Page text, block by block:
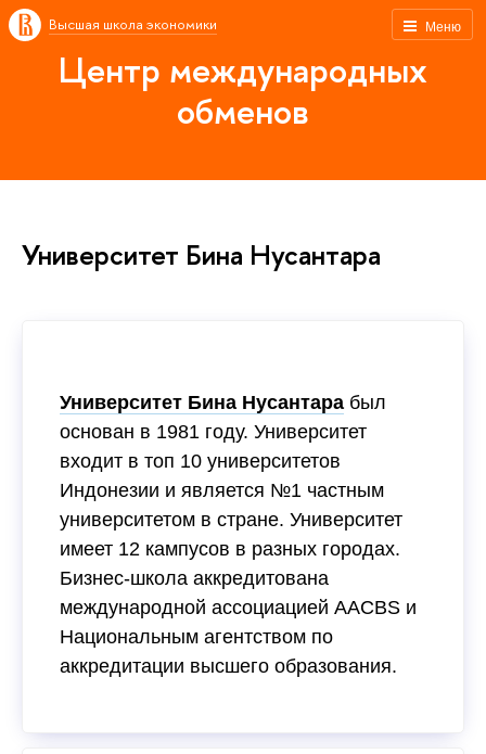
Меню
Высшая школа экономики
Центр международных
обменов
Университет Бина Нусантара
Университет Бина Нусантара был
основан в 1981 году. Университет
входит в топ 10 университетов
Индонезии и является №1 частным
университетом в стране. Университет
имеет 12 кампусов в разных городах.
Бизнес-школа аккредитована
международной ассоциацией AACBS и
Национальным агентством по
аккредитации высшего образования.